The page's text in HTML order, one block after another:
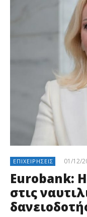
ΕΠΙΧΕΙΡΉΣΕΙΣ 01/12/
Eurobank:
στις